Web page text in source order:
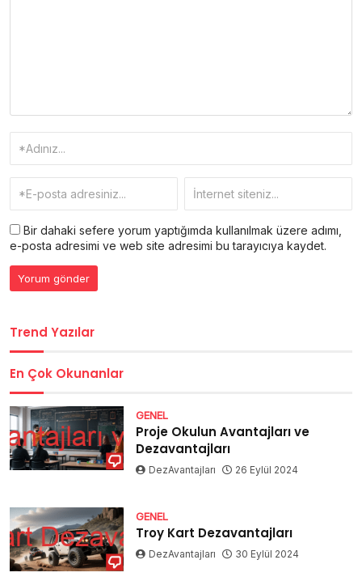
Bir dahaki sefere yorum yaptığımda kullanılmak üzere adımı,
e-posta adresimi ve web site adresimi bu tarayıcıya kaydet.
Trend Yazılar
En Çok Okunanlar
GENEL
Proje Okulun Avantajları ve
Dezavantajları
DezAvantajları 26 Eylül 2024
GENEL
Troy Kart Dezavantajları
DezAvantajları 30 Eylül 2024